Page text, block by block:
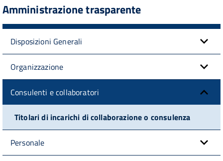
Amministrazione trasparente
Disposizioni Generali
Organizzazione
Consulenti e collaboratori
Titolari di incarichi di collaborazione o consulenza
Personale